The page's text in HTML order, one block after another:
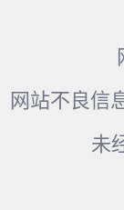
网站不良信
未